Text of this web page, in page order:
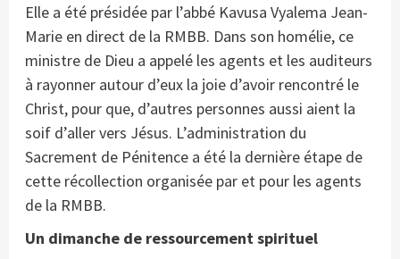
Elle a été présidée par l’abbé Kavusa Vyalema Jean-
Marie en direct de la RMBB. Dans son homélie, ce
ministre de Dieu a appelé les agents et les auditeurs
à rayonner autour d’eux la joie d’avoir rencontré le
Christ, pour que, d’autres personnes aussi aient la
soif d’aller vers Jésus. L’administration du
Sacrement de Pénitence a été la dernière étape de
cette récollection organisée par et pour les agents
de la RMBB.
Un dimanche de ressourcement spirituel